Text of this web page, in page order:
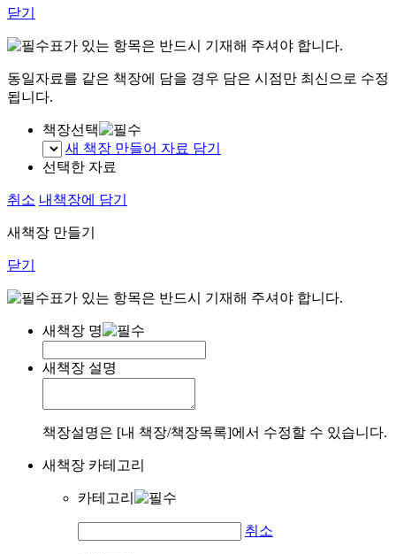
닫기
표가 있는 항목은 반드시 기재해 주셔야 합니다.
동일자료를 같은 책장에 담을 경우 담은 시점만 최신으로 수정
됩니다.
책장선택
새 책장 만들어 자료 담기
선택한 자료
취소 내책장에 담기
새책장 만들기
닫기
표가 있는 항목은 반드시 기재해 주셔야 합니다.
새책장 명
새책장 설명
책장설명은 [내 책장/책장목록]에서 수정할 수 있습니다.
새책장 카테고리
카테고리
취소